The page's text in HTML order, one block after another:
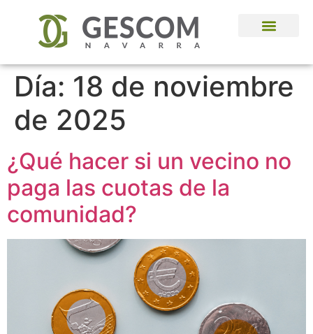
Día: 18 de noviembre
de 2025
¿Qué hacer si un vecino no
paga las cuotas de la
comunidad?